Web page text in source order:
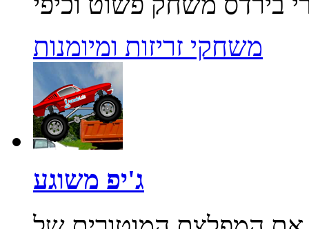
משחקי זריזות ומיומנות
ג'יפ משוגע